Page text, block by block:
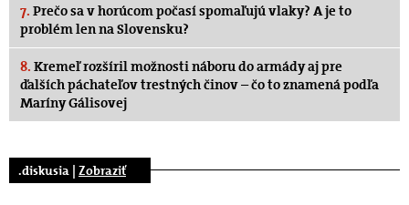
7. Prečo sa v horúcom počasí spomaľujú vlaky? A je to
problém len na Slovensku?
8. Kremeľ rozšíril možnosti náboru do armády aj pre
ďalších páchateľov trestných činov – čo to znamená podľa
Maríny Gálisovej
.diskusia | Zobraziť